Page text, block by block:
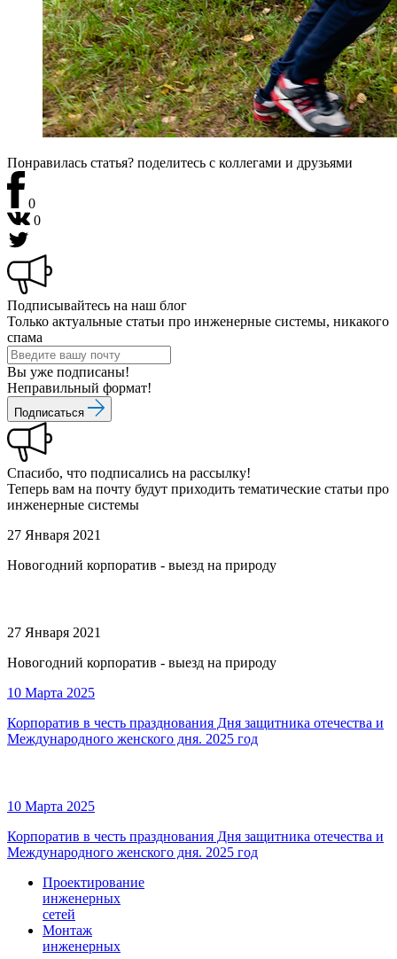
Понравилась статья? поделитесь с коллегами и друзьями
0
0
Подписывайтесь на наш блог
Только актуальные статьи про инженерные системы, никакого
спама
Вы уже подписаны!
Неправильный формат!
Подписаться
Спасибо, что подписались на рассылку!
Теперь вам на почту будут приходить тематические статьи про
инженерные системы
27 Января 2021
Новогодний корпоратив - выезд на природу
27 Января 2021
Новогодний корпоратив - выезд на природу
10 Марта 2025
Корпоратив в честь празднования Дня защитника отечества и
Международного женского дня. 2025 год
10 Марта 2025
Корпоратив в честь празднования Дня защитника отечества и
Международного женского дня. 2025 год
Проектирование
инженерных
сетей
Монтаж
инженерных